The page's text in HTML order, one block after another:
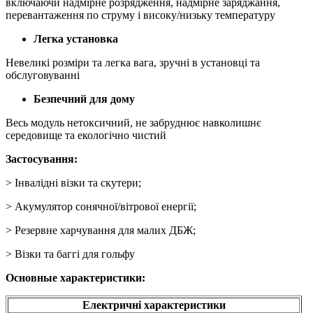
перевантаження по струму і високу/низьку температуру
Легка установка
Невеликі розміри та легка вага, зручні в установці та
обслуговуванні
Безпечний для дому
Весь модуль нетоксичний, не забруднює навколишнє
середовище та екологічно чистий
Застосування:
> Інвалідні візки та скутери;
> Акумулятор сонячної/вітрової енергії;
> Резервне харчування для малих ДБЖ;
> Візки та баггі для гольфу
Основные характеристики:
Електричні характеристики